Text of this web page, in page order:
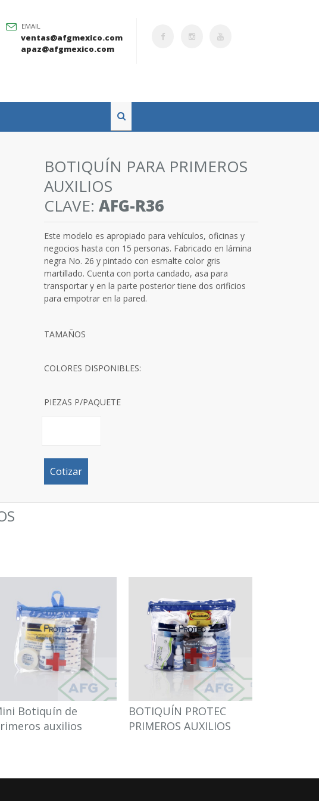
EMAIL
ventas@afgmexico.com
apaz@afgmexico.com
BOTIQUÍN PARA PRIMEROS
AUXILIOS
CLAVE: AFG-R36
Este modelo es apropiado para vehículos, oficinas y
negocios hasta con 15 personas. Fabricado en lámina
negra No. 26 y pintado con esmalte color gris
martillado. Cuenta con porta candado, asa para
transportar y en la parte posterior tiene dos orificios
para empotrar en la pared.
TAMAÑOS
COLORES DISPONIBLES:
PIEZAS P/PAQUETE
Cotizar
Botiquín de
auxilios
BOTIQUÍN PROTEC
PRIMEROS AUXILIOS